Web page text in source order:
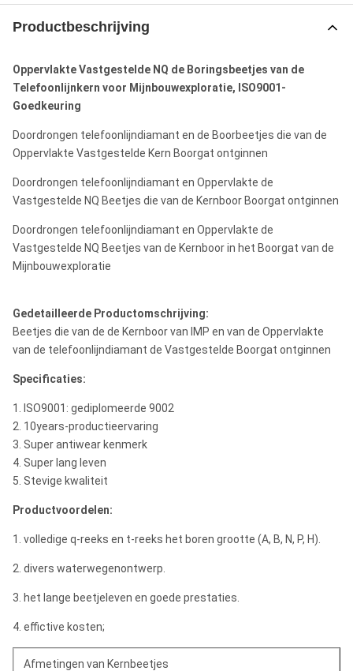
Productbeschrijving
Oppervlakte Vastgestelde NQ de Boringsbeetjes van de
Telefoonlijnkern voor Mijnbouwexploratie, ISO9001-
Goedkeuring
Doordrongen telefoonlijndiamant en de Boorbeetjes die van de
Oppervlakte Vastgestelde Kern Boorgat ontginnen
Doordrongen telefoonlijndiamant en Oppervlakte de
Vastgestelde NQ Beetjes die van de Kernboor Boorgat ontginnen
Doordrongen telefoonlijndiamant en Oppervlakte de
Vastgestelde NQ Beetjes van de Kernboor in het Boorgat van de
Mijnbouwexploratie
Gedetailleerde Productomschrijving:
Beetjes die van de de Kernboor van IMP en van de Oppervlakte
van de telefoonlijndiamant de Vastgestelde Boorgat ontginnen
Specificaties:
1. ISO9001: gediplomeerde 9002
2. 10years-productieervaring
3. Super antiwear kenmerk
4. Super lang leven
5. Stevige kwaliteit
Productvoordelen:
1. volledige q-reeks en t-reeks het boren grootte (A, B, N, P, H).
2. divers waterwegenontwerp.
3. het lange beetjeleven en goede prestaties.
4. effictive kosten;
Afmetingen van Kernbeetjes